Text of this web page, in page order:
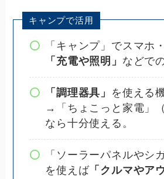
キャンプで活用
「キャンプ」でスマホ
「充電や照明」 などで
「調理器具」
を使える
→「ちょこっと家電」
なら十分使える。
「ソーラーパネルやシ
を使えば「クルマやア